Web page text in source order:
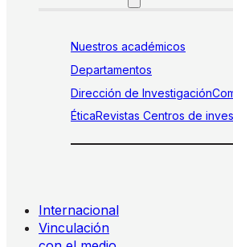
Nuestros académicos
Departamentos
Dirección de Investigación
ÉticaRevistas Centros de
Internacional
Vinculación